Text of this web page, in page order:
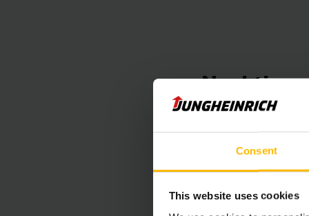
Consent
This website uses cookies
logistieke partner
maximaal